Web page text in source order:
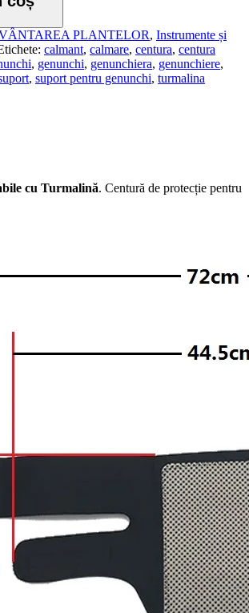
PLANTELOR, Instrumente și
calmant, calmare, centura, centura
, genunchi, genunchiera, genunchiere,
, suport pentru genunchi, turmalina
cu Turmalină. Centură de protecție pentru